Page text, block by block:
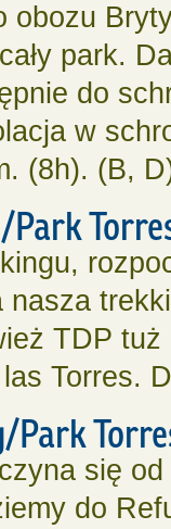
obozu
park.
do
w
(8h). (B,
TDP
Torres.
się
do